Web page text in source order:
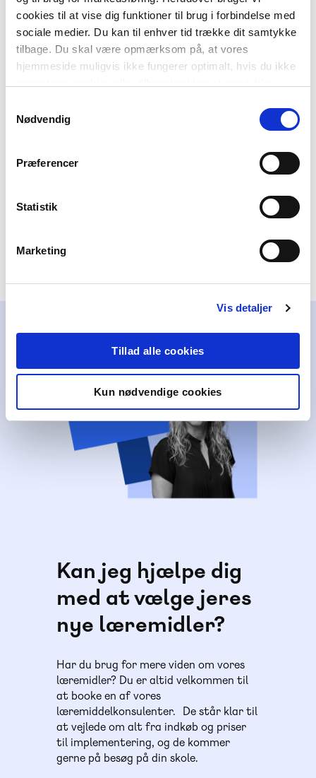
cookies til at vise dig funktioner til brug i forbindelse med
sociale medier. Du kan til enhver tid trække dit samtykke
tilbage. Du skal være opmærksom på, at vores
hjemmeside muligvis ikke fungerer optimalt, hvis du ikke
Nødvendig
Præferencer
Statistik
Marketing
Vis detaljer
Tillad alle cookies
Kun nødvendige cookies
Kan jeg hjælpe dig
med at vælge jeres
nye læremidler?
Har du brug for mere viden om vores
læremidler? Du er altid velkommen til
at booke en af vores
læremiddelkonsulenter. De står klar til
at vejlede om alt fra indkøb og priser
til implementering, og de kommer
gerne på besøg på din skole.